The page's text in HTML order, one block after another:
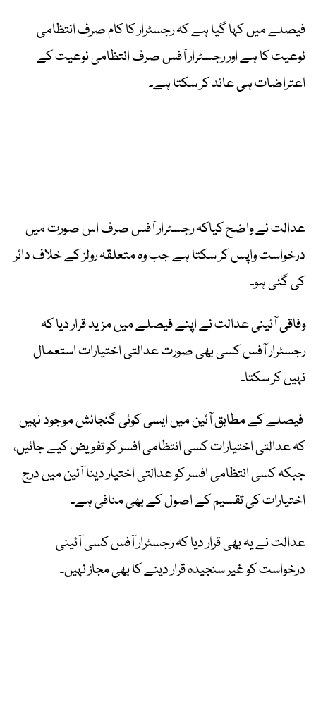
فیصلے میں کہا گیا ہے کہ رجسٹرار کا کام صرف انتظامی
نوعیت کا ہے اور رجسٹرار آفس صرف انتظامی نوعیت کے
اعتراضات ہی عائد کر سکتا ہے۔
عدالت نے واضح کیاکہ رجسٹرار آفس صرف اس صورت میں
درخواست واپس کر سکتا ہے جب وہ متعلقہ رولز کے خلاف دائر
کی گئی ہو۔
وفاقی آئینی عدالت نے اپنے فیصلے میں مزید قرار دیا کہ
رجسٹرار آفس کسی بھی صورت عدالتی اختیارات استعمال
نہیں کر سکتا۔
فیصلے کے مطابق آئین میں ایسی کوئی گنجائش موجود نہیں
کہ عدالتی اختیارات کسی انتظامی افسر کو تفویض کیے جائیں،
جبکہ کسی انتظامی افسر کو عدالتی اختیار دینا آئین میں درج
اختیارات کی تقسیم کے اصول کے بھی منافی ہے۔
عدالت نے یہ بھی قرار دیا کہ رجسٹرار آفس کسی آئینی
درخواست کو غیر سنجیدہ قرار دینے کا بھی مجاز نہیں۔